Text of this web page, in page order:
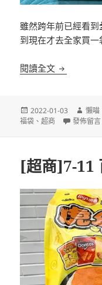
雖然跨年前已經看到
到現在才去全家買一
閱讀全文 [超商]全家
發
佈
2022-01-03
作
者
懶喵
福袋 、超商 在〈[超
發佈留言
[超商]7-11